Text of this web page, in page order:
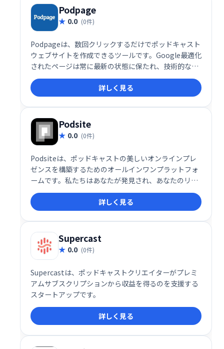
Podpage
0.0 (0件)
Podpageは、数回クリックするだけでポッドキャスト
ウェブサイトを作成できるツールです。Google最適化
されたページは常に最新の状態に保たれ、技術的な知
識は不要です。簡単に、洗練されたポッドキャストウ
ェブサイトを立ち上げ、リスナーとのエンゲージメン
トを高めましょう。
詳しく見る
Podsite
0.0 (0件)
Podsiteは、ポッドキャストの美しいオンラインプレ
ゼンスを構築するためのオールインワンプラットフォ
ームです。私たちはあなたが発見され、あなたのリス
ナーベースを早く成長させるのを助けるためにウェブ
サイトを開発します。詳しく見る
Supercast
0.0 (0件)
Supercastは、ポッドキャストクリエイターがプレミ
アムサブスクリプションから収益を得るのを支援する
スタートアップです。
詳しく見る